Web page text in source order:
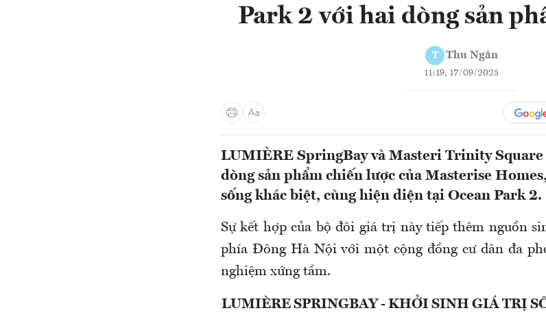
Park 2 với hai dòng sản
T Thu Ngân
11:19, 17/09/2025
LUMIÈRE SpringBay và Masteri Trinity
dòng sản phẩm chiến lược của Masterise
sống khác biệt, cùng hiện diện tại Ocean Park 2.
Sự kết hợp của bộ đôi giá trị này tiếp thêm nguồn
phía Đông Hà Nội với một cộng đồng cư dân đa
nghiệm xứng tầm.
LUMIÈRE SPRINGBAY - KHỞI SINH GIÁ TRỊ